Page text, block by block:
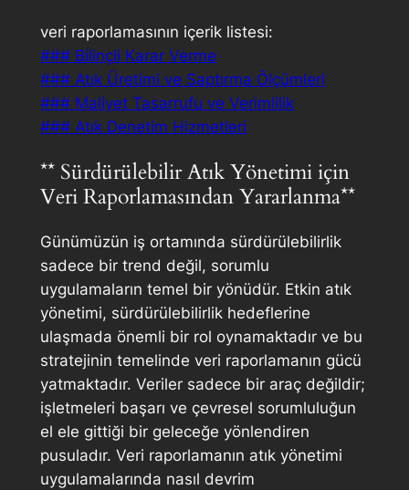
veri raporlamasının içerik listesi:
### Bilinçli Karar Verme
### Atık Üretimi ve Saptırma Ölçümleri
### Maliyet Tasarrufu ve Verimlilik
### Atık Denetim Hizmetleri
** Sürdürülebilir Atık Yönetimi için
Veri Raporlamasından Yararlanma**
Günümüzün iş ortamında sürdürülebilirlik
sadece bir trend değil, sorumlu
uygulamaların temel bir yönüdür. Etkin atık
yönetimi, sürdürülebilirlik hedeflerine
ulaşmada önemli bir rol oynamaktadır ve bu
stratejinin temelinde veri raporlamanın gücü
yatmaktadır. Veriler sadece bir araç değildir;
işletmeleri başarı ve çevresel sorumluluğun
el ele gittiği bir geleceğe yönlendiren
pusuladır. Veri raporlamanın atık yönetimi
uygulamalarında nasıl devrim